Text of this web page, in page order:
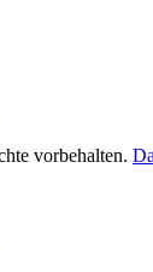
vorbehalten.